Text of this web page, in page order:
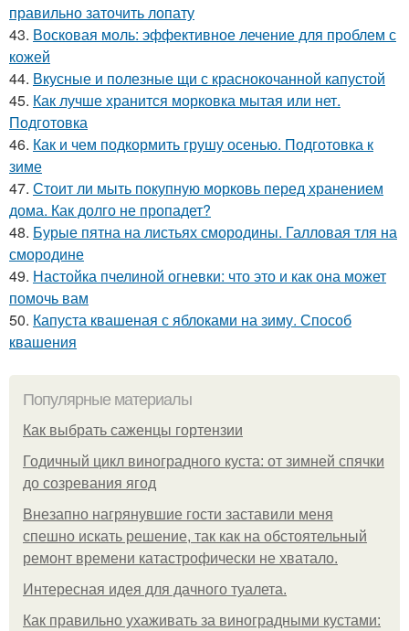
правильно заточить лопату
43. Восковая моль: эффективное лечение для проблем с
кожей
44. Вкусные и полезные щи с краснокочанной капустой
45. Как лучше хранится морковка мытая или нет.
Подготовка
46. Как и чем подкормить грушу осенью. Подготовка к
зиме
47. Стоит ли мыть покупную морковь перед хранением
дома. Как долго не пропадет?
48. Бурые пятна на листьях смородины. Галловая тля на
смородине
49. Настойка пчелиной огневки: что это и как она может
помочь вам
50. Капуста квашеная с яблоками на зиму. Способ
квашения
Популярные материалы
Как выбрать саженцы гортензии
Годичный цикл виноградного куста: от зимней спячки
до созревания ягод
Внезапно нагрянувшие гости заставили меня
спешно искать решение, так как на обстоятельный
ремонт времени катастрофически не хватало.
Интересная идея для дачного туалета.
Как правильно ухаживать за виноградными кустами: